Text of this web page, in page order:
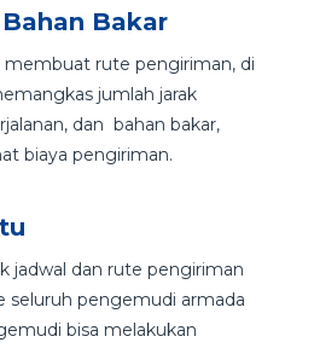
Bakar
rute pengiriman, di
jumlah jarak
dan bahan bakar,
biaya pengiriman.
jadwal dan rute pengiriman
seluruh pengemudi armada
bisa melakukan